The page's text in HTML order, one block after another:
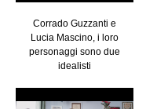
Corrado Guzzanti e
Lucia Mascino, i loro
personaggi sono due
idealisti